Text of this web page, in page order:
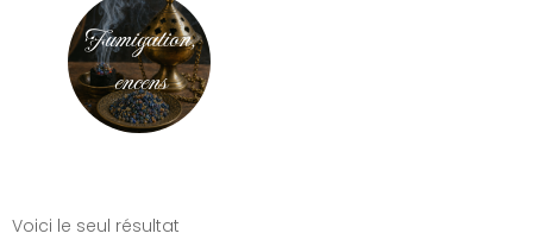
Fumigation,
encens
Voici le seul résultat